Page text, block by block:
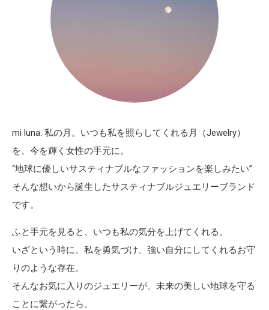
mi luna. 私の月。いつも私を照らしてくれる月（Jewelry）
を、今を輝く女性の手元に。
“地球に優しいサスティナブルなファッションを楽しみたい”
そんな想いから誕生したサスティナブルジュエリーブランド
です。
ふと手元を見ると、いつも私の気分を上げてくれる。
いざという時に、私を勇気づけ、強い自分にしてくれるお守
りのような存在。
そんなお気に入りのジュエリーが、未来の美しい地球を守る
ことに繋がったら。